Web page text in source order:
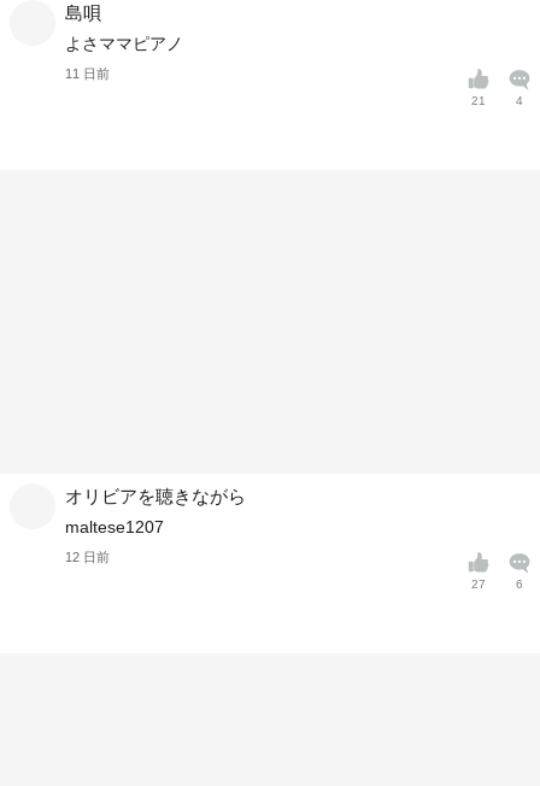
島唄
よさママピアノ
11 日前
21 4
オリビアを聴きながら
maltese1207
12 日前
27 6